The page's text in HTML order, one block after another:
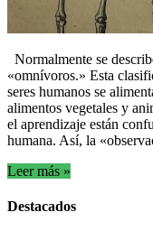
Normalmente se
«omnívoros.» Esta
seres humanos se
alimentos vegetales y
el aprendizaje están
humana. Así, la
Leer más »
Destacados